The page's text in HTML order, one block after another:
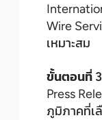
Wire
เหมาะสม
ขั้นตอนที่
Press
ภูมิภาคที่เ